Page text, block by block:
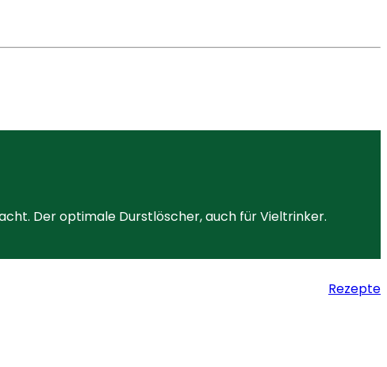
Der optimale Durstlöscher, auch für Vieltrinker.
Rezepte